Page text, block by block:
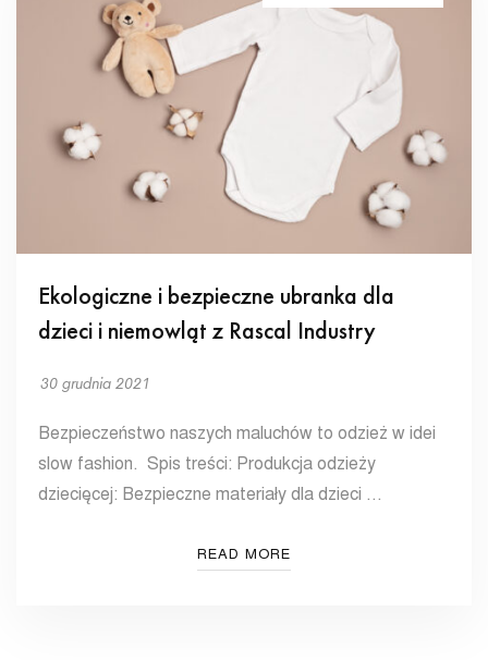
Ekologiczne i bezpieczne ubranka dla
dzieci i niemowląt z Rascal Industry
30 grudnia 2021
Bezpieczeństwo naszych maluchów to odzież w idei
slow fashion. Spis treści: Produkcja odzieży
dziecięcej: Bezpieczne materiały dla dzieci …
READ MORE